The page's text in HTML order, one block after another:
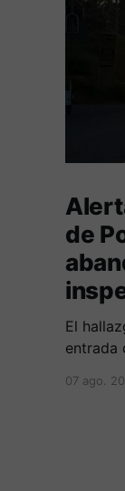
de
El
entrada
07 ago.